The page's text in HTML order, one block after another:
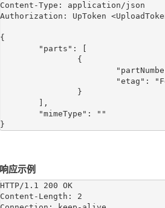
Content-Type: application/json
Authorization: UpToken
{
响应示例
HTTP/1.1 200 OK
Content-Length: 2